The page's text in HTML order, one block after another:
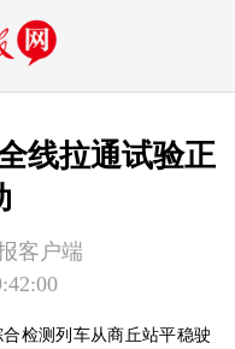
线拉通试验正
客户端
检测列车从商丘站平稳驶